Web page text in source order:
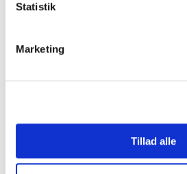
Statistik
Marketing
Tillad alle
essentielt, at de frivillige var
brugervenligheden var i top og
en workshop, hvor de frivillige